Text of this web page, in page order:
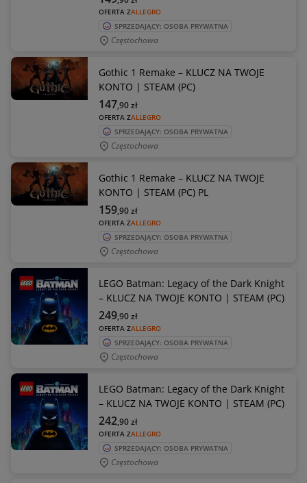
OFERTA ZALLEGRO
SPRZEDAJĄCY: OSOBA PRYWATNA
Częstochowa
Gothic 1 Remake – KLUCZ NA TWOJE
KONTO | STEAM (PC)
OFERTA ZALLEGRO
147,90zł
SPRZEDAJĄCY: OSOBA PRYWATNA
Częstochowa
Gothic 1 Remake – KLUCZ NA TWOJE
KONTO | STEAM (PC) PL
OFERTA ZALLEGRO
159,90zł
SPRZEDAJĄCY: OSOBA PRYWATNA
Częstochowa
LEGO Batman: Legacy of the Dark Knight
– KLUCZ NA TWOJE KONTO | STEAM (PC)
OFERTA ZALLEGRO
249,90zł
SPRZEDAJĄCY: OSOBA PRYWATNA
Częstochowa
LEGO Batman: Legacy of the Dark Knight
– KLUCZ NA TWOJE KONTO | STEAM (PC)
OFERTA ZALLEGRO
242,90zł
SPRZEDAJĄCY: OSOBA PRYWATNA
Częstochowa